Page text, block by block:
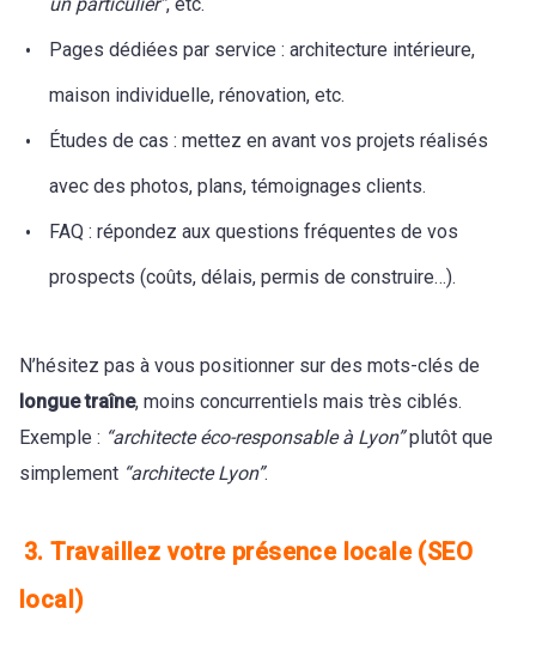
Pages dédiées par service : architecture intérieure,
maison individuelle, rénovation, etc.
Études de cas : mettez en avant vos projets réalisés
avec des photos, plans, témoignages clients.
FAQ : répondez aux questions fréquentes de vos
prospects (coûts, délais, permis de construire…).
N’hésitez pas à vous positionner sur des mots-clés de
longue traîne, moins concurrentiels mais très ciblés.
Exemple : “architecte éco-responsable à Lyon”plutôt que
simplement “architecte Lyon”.
3. Travaillez votre présence locale (SEO
local)